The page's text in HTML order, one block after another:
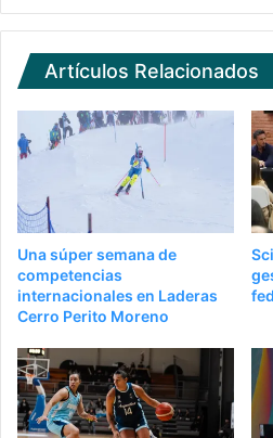
Artículos Relacionados
Una súper semana de
competencias
internacionales en Laderas
Cerro Perito Moreno